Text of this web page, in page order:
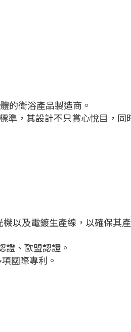
的衛浴產品製造商。
準，其設計不只賞心悅目，同
以及電鍍生產線，以確保其
證、歐盟認證。
國際專利。